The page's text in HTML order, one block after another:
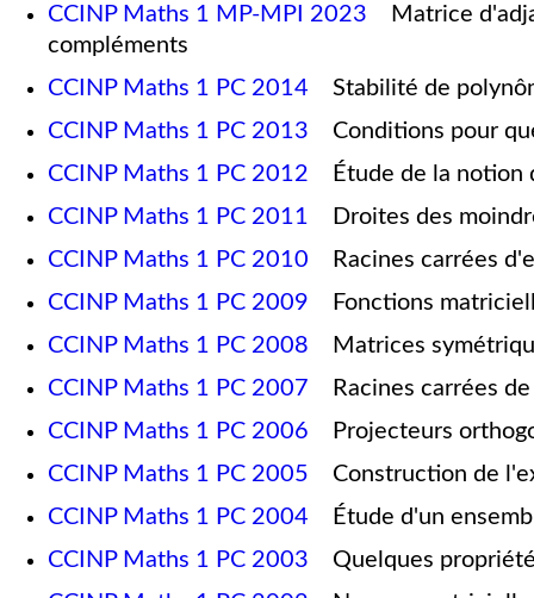
CCINP Maths 1 MP-MPI 2023 Matrice
compléments
CCINP Maths 1 PC 2014 Stabilité de
CCINP Maths 1 PC 2013 Conditions pour
CCINP Maths 1 PC 2012 Étude de la notion
CCINP Maths 1 PC 2011 Droites des
CCINP Maths 1 PC 2010 Racines carrées
CCINP Maths 1 PC 2009 Fonctions
CCINP Maths 1 PC 2008 Matrices
CCINP Maths 1 PC 2007 Racines carrées
CCINP Maths 1 PC 2006 Projecteurs
CCINP Maths 1 PC 2005 Construction de
CCINP Maths 1 PC 2004 Étude d'un
CCINP Maths 1 PC 2003 Quelques